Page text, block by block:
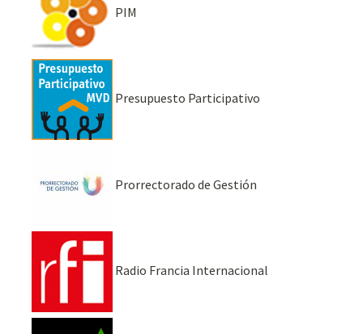
PIM
Presupuesto Participativo
Prorrectorado de Gestión
Radio Francia Internacional